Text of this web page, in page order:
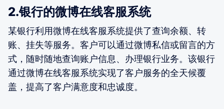
2.银行的微博在线客服系统
某银行利用微博在线客服系统提供了查询余额、转
账、挂失等服务。客户可以通过微博私信或留言的方
式，随时随地查询账户信息、办理银行业务。该银行
通过微博在线客服系统实现了客户服务的全天候覆
盖，提高了客户满意度和忠诚度。